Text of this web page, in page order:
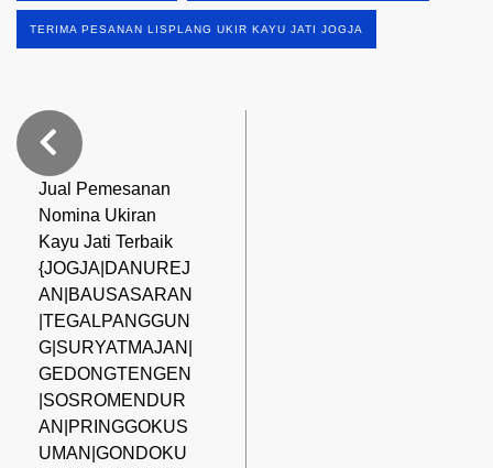
TERIMA PESANAN LISPLANG UKIR KAYU JATI JOGJA
Jual Pemesanan
Nomina Ukiran
Kayu Jati Terbaik
{JOGJA|DANUREJ
AN|BAUSASARAN
|TEGALPANGGUN
G|SURYATMAJAN|
GEDONGTENGEN
|SOSROMENDUR
AN|PRINGGOKUS
UMAN|GONDOKU